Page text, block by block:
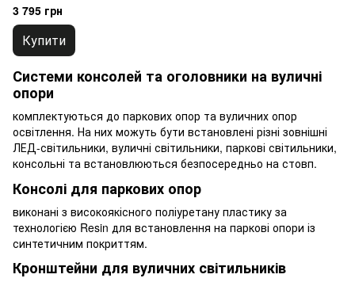
3 795 грн
Купити
Системи консолей та оголовники на вуличні
опори
комплектуються до паркових опор та вуличних опор
освітлення. На них можуть бути встановлені різні зовнішні
ЛЕД-світильники, вуличні світильники, паркові світильники,
консольні та встановлюються безпосередньо на стовп.
Консолі для паркових опор
виконані з високоякісного поліуретану пластику за
технологією Resin для встановлення на паркові опори із
синтетичним покриттям.
Кронштейни для вуличних світильників